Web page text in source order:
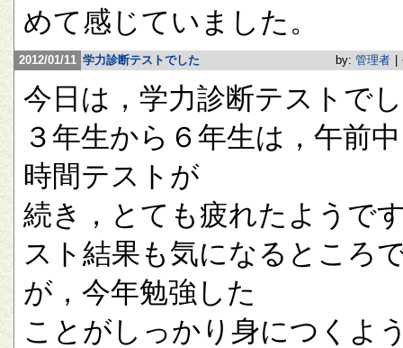
めて感じていました。
2012/01/11 学力診断テストでした by: 管理者
今日は，学力診断テストで
３年生から６年生は，午前
時間テストが
続き，とても疲れたようで
スト結果も気になるところ
が，今年勉強した
ことがしっかり身につくよ